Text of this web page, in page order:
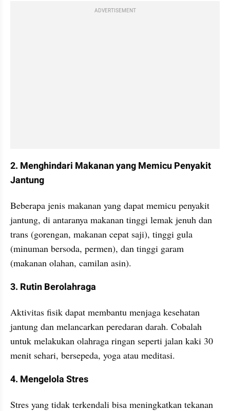
ADVERTISEMENT
2. Menghindari Makanan yang Memicu Penyakit
Jantung
Beberapa jenis makanan yang dapat memicu penyakit
jantung, di antaranya makanan tinggi lemak jenuh dan
trans (gorengan, makanan cepat saji), tinggi gula
(minuman bersoda, permen), dan tinggi garam
(makanan olahan, camilan asin).
3. Rutin Berolahraga
Aktivitas fisik dapat membantu menjaga kesehatan
jantung dan melancarkan peredaran darah. Cobalah
untuk melakukan olahraga ringan seperti jalan kaki 30
menit sehari, bersepeda, yoga atau meditasi.
4. Mengelola Stres
Stres yang tidak terkendali bisa meningkatkan tekanan